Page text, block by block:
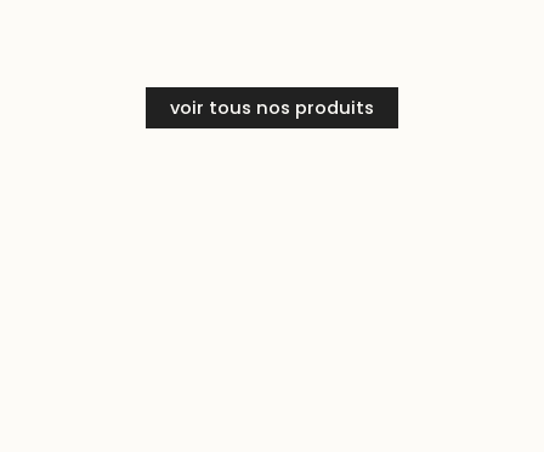
voir tous nos produits